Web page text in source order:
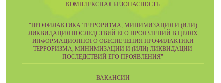
КОМПЛЕКСНАЯ БЕЗОПАСНОСТЬ
"ПРОФИЛАКТИКА ТЕРРОРИЗМА, МИНИМИЗАЦИЯ И (ИЛИ)
ЛИКВИДАЦИЯ ПОСЛЕДСТВИЙ ЕГО ПРОЯВЛЕНИЙ В ЦЕЛЯХ
ИНФОРМАЦИОННОГО ОБЕСПЕЧЕНИЯ ПРОФИЛАКТИКИ
ТЕРРОРИЗМА, МИНИМИЗАЦИИ И (ИЛИ) ЛИКВИДАЦИИ
ПОСЛЕДСТВИЙ ЕГО ПРОЯВЛЕНИЯ"
ВАКАНСИИ